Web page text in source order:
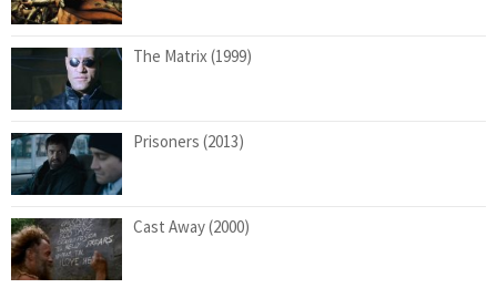
The Matrix (1999)
Prisoners (2013)
Cast Away (2000)